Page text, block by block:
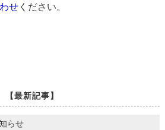
せください。
【最新記事】
らせ